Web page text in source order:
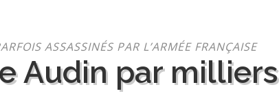
ASSASSINÉS PAR L’ARMÉE FRANÇAISE
Audin par milliers